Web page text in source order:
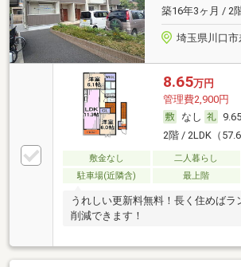
築16年3ヶ月 / 2
埼玉県川口市
8.65万円
管理費2,900円
なし
2階 / 2LDK（
敷金なし 二人暮らし
駐車場(近隣含)
最上階
うれしい更新料無料！長く住めばラ
削減できます！